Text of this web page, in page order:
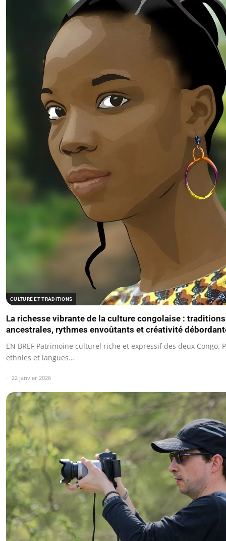
CULTURE ET TRADITIONS
La richesse vibrante de la culture congolaise : traditions
ancestrales, rythmes envoûtants et créativité
EN BREF Patrimoine culturel riche et expressif des deux Congo.
ethnies et langues…
22 janvier 2026